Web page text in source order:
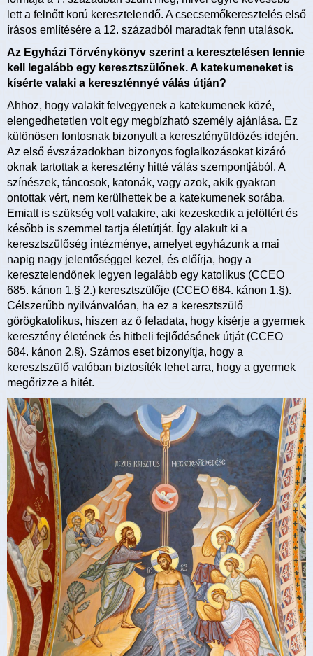
lett a felnőtt korú keresztelendő. A csecsemőkeresztelés első
írásos említésére a 12. századból maradtak fenn utalások.
Az Egyházi Törvénykönyv szerint a keresztelésen lennie
kell legalább egy keresztszülőnek. A katekumeneket is
kísérte valaki a kereszténnyé válás útján?
Ahhoz, hogy valakit felvegyenek a katekumenek közé,
elengedhetetlen volt egy megbízható személy ajánlása. Ez
különösen fontosnak bizonyult a keresztényüldözés idején.
Az első évszázadokban bizonyos foglalkozásokat kizáró
oknak tartottak a keresztény hitté válás szempontjából. A
színészek, táncosok, katonák, vagy azok, akik gyakran
ontottak vért, nem kerülhettek be a katekumenek sorába.
Emiatt is szükség volt valakire, aki kezeskedik a jelöltért és
később is szemmel tartja életútját. Így alakult ki a
keresztszülőség intézménye, amelyet egyházunk a mai
napig nagy jelentőséggel kezel, és előírja, hogy a
keresztelendőnek legyen legalább egy katolikus (CCEO
685. kánon 1.§ 2.) keresztszülője (CCEO 684. kánon 1.§).
Célszerűbb nyilvánvalóan, ha ez a keresztszülő
görögkatolikus, hiszen az ő feladata, hogy kísérje a gyermek
keresztény életének és hitbeli fejlődésének útját (CCEO
684. kánon 2.§). Számos eset bizonyítja, hogy a
keresztszülő valóban biztosíték lehet arra, hogy a gyermek
megőrizze a hitét.